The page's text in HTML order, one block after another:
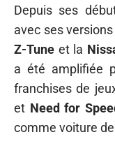
Depuis ses
avec ses
Z-Tune et la
a été amplifiée
franchises de
et Need for
comme voiture